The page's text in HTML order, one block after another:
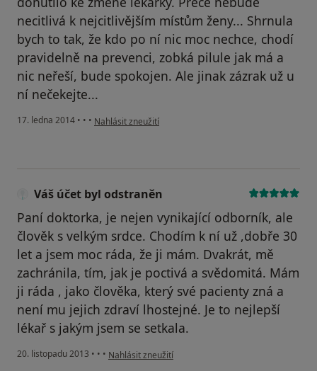
necitlivá k nejcitlivějším místům ženy... Shrnula
bych to tak, že kdo po ní nic moc nechce, chodí
pravidelně na prevenci, zobká pilule jak má a
nic neřeší, bude spokojen. Ale jinak zázrak už u
ní nečekejte...
17. ledna 2014 • • • podle názoru uživatele Váš účet byl odstraněn
Nahlásit zneužití
Váš účet byl odstraněn
Paní doktorka, je nejen vynikající odborník, ale
člověk s velkým srdce. Chodím k ní už ,dobře 30
let a jsem moc ráda, že ji mám. Dvakrát, mě
zachránila, tím, jak je poctivá a svědomitá. Mám
ji ráda , jako člověka, který své pacienty zná a
není mu jejich zdraví lhostejné. Je to nejlepší
lékař s jakým jsem se setkala.
20. listopadu 2013 • • • podle názoru uživatele Váš účet byl odstraněn
Nahlásit zneužití